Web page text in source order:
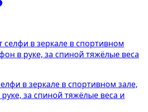
в зеркале в спортивном зале,
за спиной тяжёлые веса и